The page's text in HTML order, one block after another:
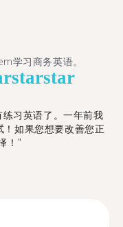
学习商务英语。
starstar
习英语了。一年前我
！如果您想要改善您正
！"